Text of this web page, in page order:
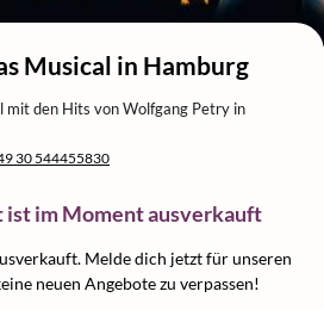
Musical in Hamburg
mit den Hits von Wolfgang Petry in
30 544455830
ist im Moment ausverkauft
Melde dich jetzt für unseren
neuen Angebote zu verpassen!